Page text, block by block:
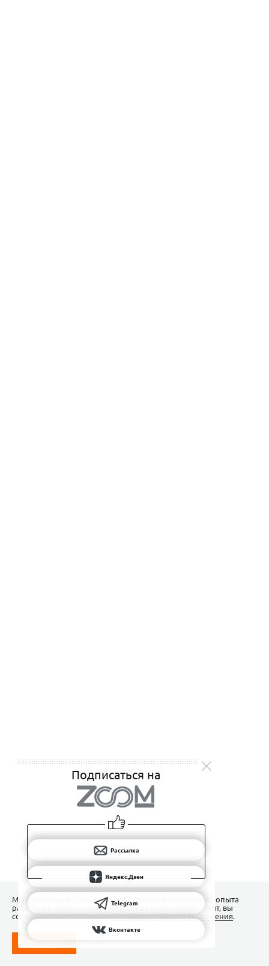
Подписаться на
Рассылка
Яндекс.Дзен
Telegram
Вконтакте
Мы используем Сookies для обеспечения наилучшего опыта
работы на нашем сайте. Продолжая использовать сайт, вы
соглашаетесь с условиямиПользовательского соглашения.
ПОНЯТНО